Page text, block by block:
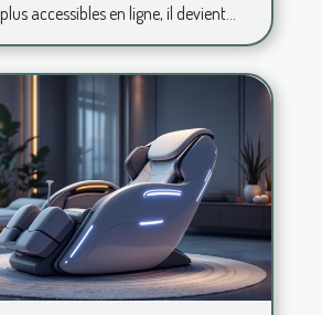
accessibles en ligne, il devient...